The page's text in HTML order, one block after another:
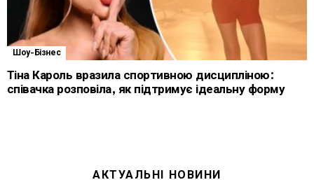
Шоу-Бізнес
Тіна Кароль вразила спортивною дисципліною:
співачка розповіла, як підтримує ідеальну форму
АКТУАЛЬНІ НОВИНИ